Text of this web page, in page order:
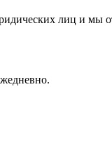
лиц и мы